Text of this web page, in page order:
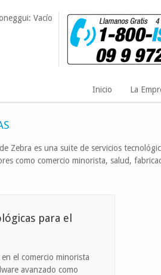
Vacío
Inicio La
Zebra es una suite de servicios
como comercio minorista, salud,
para el
el comercio minorista
avanzado como